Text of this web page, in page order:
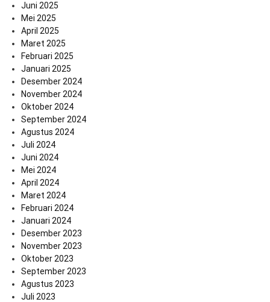
Juni 2025
Mei 2025
April 2025
Maret 2025
Februari 2025
Januari 2025
Desember 2024
November 2024
Oktober 2024
September 2024
Agustus 2024
Juli 2024
Juni 2024
Mei 2024
April 2024
Maret 2024
Februari 2024
Januari 2024
Desember 2023
November 2023
Oktober 2023
September 2023
Agustus 2023
Juli 2023